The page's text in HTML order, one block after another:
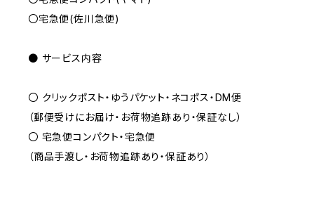
〇宅急便(佐川急便)
● サービス内容
〇 クリックポスト・ゆうパケット・ネコポス・DM便
（郵便受けにお届け・お荷物追跡あり・保証なし）
〇 宅急便コンパクト・宅急便
（商品手渡し・お荷物追跡あり・保証あり）